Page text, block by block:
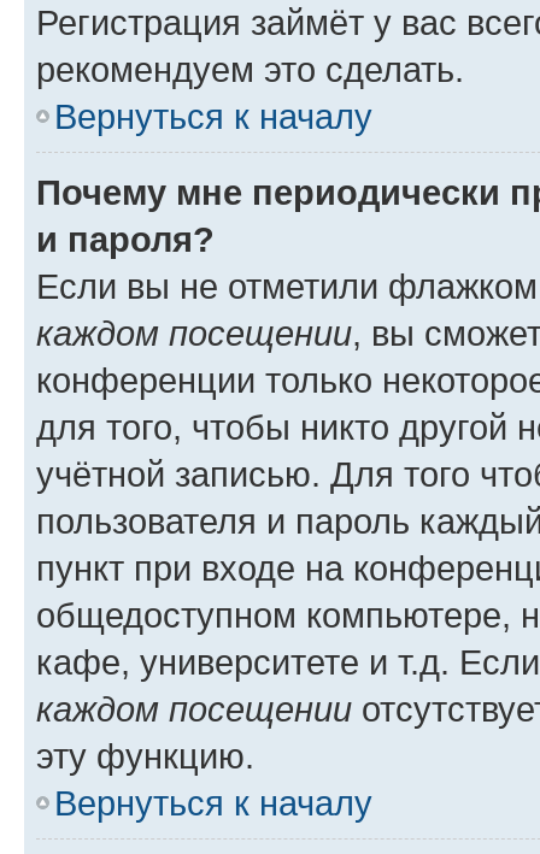
Регистрация займёт у вас
рекомендуем это сделать.
Вернуться к началу
Почему мне периодически
и пароля?
Если вы не отметили
каждом посещении, вы
конференции только
для того, чтобы никто другой
учётной записью. Для того
пользователя и пароль
пункт при входе на
общедоступном компьютере,
кафе, университете и т.д.
каждом посещении
эту функцию.
Вернуться к началу